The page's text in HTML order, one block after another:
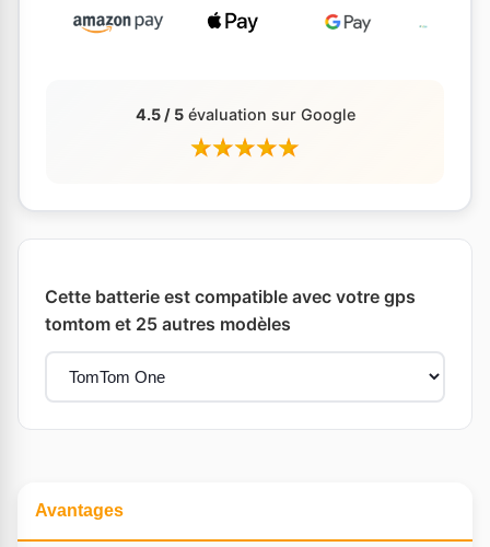
4.5 / 5évaluation sur Google
Cette batterie est compatible avec votre gps
tomtom et 25 autres modèles
Avantages